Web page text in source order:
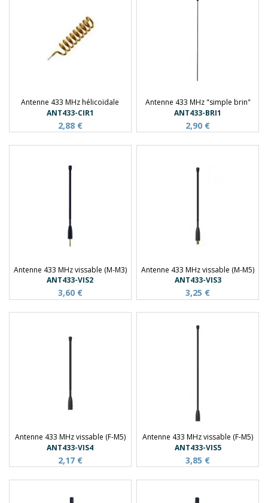
Antenne 433 MHz hélicoïdale
ANT433-CIR1
2,88 €
Antenne 433 MHz "simple brin"
ANT433-BRI1
2,90 €
Antenne 433 MHz vissable (M-M3)
ANT433-VIS2
3,60 €
Antenne 433 MHz vissable (M-M5)
ANT433-VIS3
3,25 €
Antenne 433 MHz vissable (F-M5)
ANT433-VIS4
2,17 €
Antenne 433 MHz vissable (F-M5)
ANT433-VIS5
3,85 €